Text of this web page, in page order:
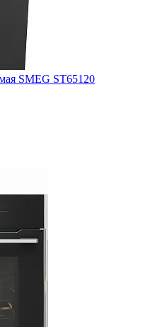
SMEG ST65120